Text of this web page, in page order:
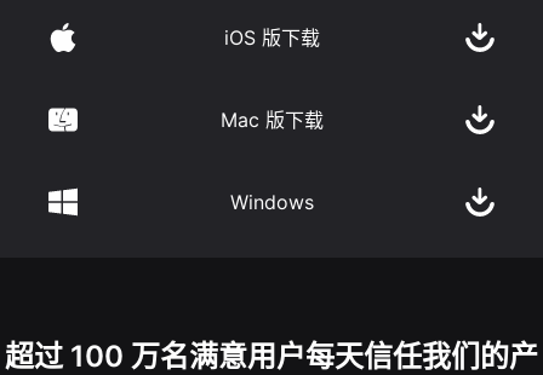
iOS 版下载
Mac 版下载
Windows
超过 100 万名满意用户每天信任我们的产